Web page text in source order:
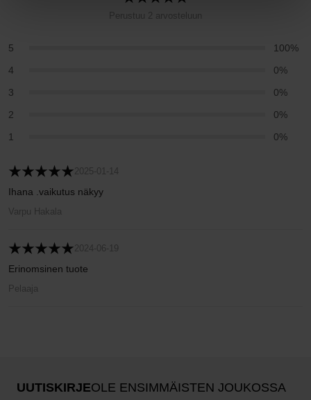
5
100%
4
0%
3
0%
2
0%
1
0%
2025-01-14
Ihana .vaikutus näkyy
Varpu Hakala
2024-06-19
Erinomsinen tuote
Pelaaja
UUTISKIRJEOLE ENSIMMÄISTEN JOUKOSSA